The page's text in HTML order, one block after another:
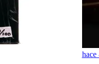
hace